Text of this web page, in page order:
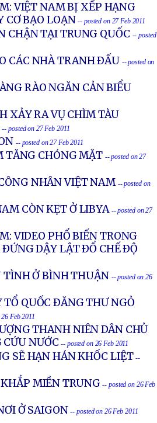
VIỆT NAM BỊ XẾP HẠNG
CƠ BẠO LOẠN -- posted on 27 Feb 2011
CHẬN TẠI TRUNG QUỐC -- posted
CÁC NHÀ TRANH ÐẤU -- posted on
RÀO NGĂN CẢN BIỂU
XẢY RA VỤ CHÌM TÀU
-- posted on 27 Feb 2011
-- posted on 27 Feb 2011
TĂNG CHÓNG MẶT -- posted on 27
NHÂN VIỆT NAM -- posted on
CÒN KẸT Ở LIBYA -- posted on 27
VIDEO PHỔ BIẾN TRONG
DẬY LẬT ÐỔ CHẾ ÐỘ
TÌNH Ở BÌNH THUẬN -- posted on 26
QUỐC ÐĂNG THƯ NGỎ
Feb 2011
THANH NIÊN DÂN CHỦ
CỨU NƯỚC-- posted on 26 Feb 2011
SẼ HẠN HÁN KHỐC LIỆT --
MIỀN TRUNG-- posted on 26 Feb
Ở SAIGON-- posted on 26 Feb 2011